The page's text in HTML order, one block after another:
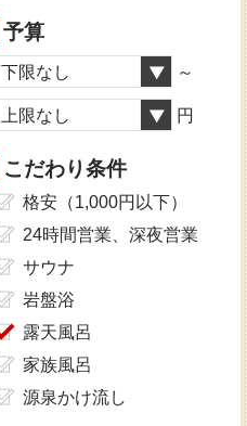
予算
下限なし ～
上限なし 円
こだわり条件
格安（1,000円以下）
24時間営業、深夜営業
サウナ
岩盤浴
露天風呂
家族風呂
源泉かけ流し